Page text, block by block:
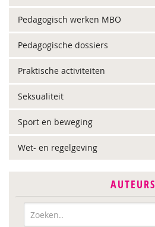
Pedagogisch werken MBO
Pedagogische dossiers
Praktische activiteiten
Seksualiteit
Sport en beweging
Wet- en regelgeving
AUTEURS